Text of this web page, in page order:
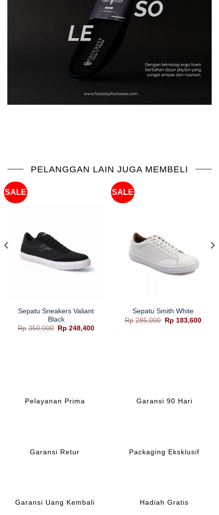
PELANGGAN LAIN JUGA MEMBELI
SALE
Sepatu Sneakers Valiant
Black
Rp 350,000
Harga
aslinya
Rp 248,400Harga
SALE
Sepatu Smith White
Rp 285,000
Harga
aslinya
Rp 183,600
Pelayanan Prima Garansi 90 Hari
Garansi Retur Packaging Eksklusif
Garansi Uang Kembali Hadiah Gratis